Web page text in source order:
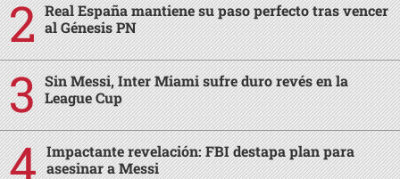
Real España mantiene su paso perfecto tras vencer
al Génesis PN
Sin Messi, Inter Miami sufre duro revés en la
League Cup
Impactante revelación: FBI destapa plan para
asesinar a Messi